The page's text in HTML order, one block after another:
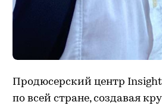
Продюсерский центр Insight
по всей стране, создавая